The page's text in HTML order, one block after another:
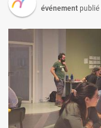
événement